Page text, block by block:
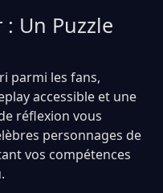
: Un Puzzle
parmi les fans,
accessible et une
réflexion vous
personnages de
vos compétences